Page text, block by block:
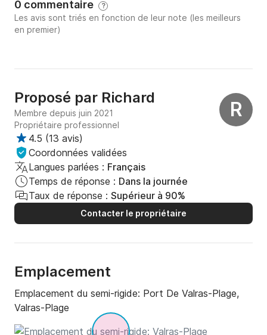
0 commentaire ?
Les avis sont triés en fonction de leur note (les meilleurs
en premier)
R
Proposé par Richard
Membre depuis juin 2021
Propriétaire professionnel
4.5 (13 avis)
Coordonnées validées
Langues parlées : Français
Temps de réponse : Dans la journée
Taux de réponse : Supérieur à 90%
Contacter le propriétaire
Emplacement
Emplacement du semi-rigide: Port De Valras-Plage,
Valras-Plage